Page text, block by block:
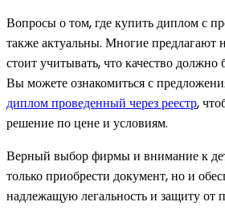
Вопросы о том, где купить диплом с
также актуальны. Многие предлагают
стоит учитывать, что качество должно
Вы можете ознакомиться с
диплом проведенный через реестр,
решение по цене и условиям.
Верный выбор фирмы и внимание к
только приобрести документ, но и
надлежащую легальность и защиту от